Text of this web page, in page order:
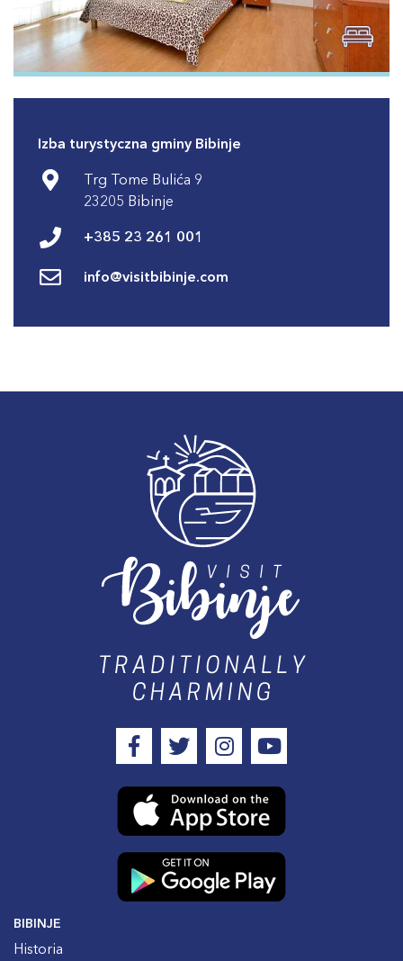
Izba turystyczna gminy Bibinje
Trg Tome Bulića 9
23205 Bibinje
+385 23 261 001
info@visitbibinje.com
BIBINJE
Historia